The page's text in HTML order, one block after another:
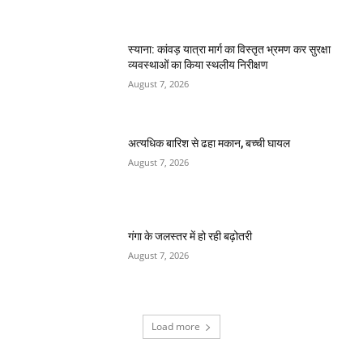
स्याना: कांवड़ यात्रा मार्ग का विस्तृत भ्रमण कर सुरक्षा
व्यवस्थाओं का किया स्थलीय निरीक्षण
August 7, 2026
अत्यधिक बारिश से ढहा मकान, बच्ची घायल
August 7, 2026
गंगा के जलस्तर में हो रही बढ़ोतरी
August 7, 2026
Load more